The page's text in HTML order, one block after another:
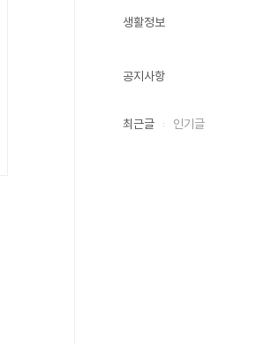
생활정보
공지사항
최근글 인기글